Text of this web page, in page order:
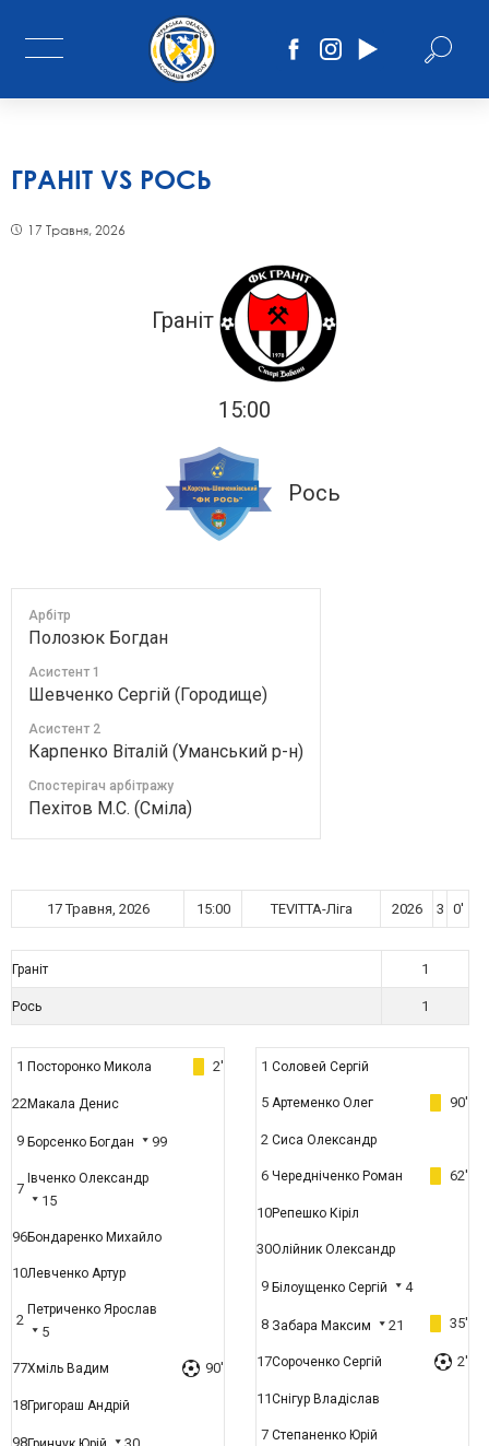
ГРАНІТ VS РОСЬ
17 Травня, 2026
Граніт
15:00
Рось
Арбітр
Полозюк Богдан
Асистент 1
Шевченко Сергій (Городище)
Асистент 2
Карпенко Віталій (Уманський р-н)
Спостерігач арбітражу
Пехітов М.С. (Сміла)
17 Травня, 2026 15:00 TEVITTA-Ліга 2026 3 0'
Граніт 1
Рось 1
1 Посторонко Микола 2'
22Макала Денис
9 Борсенко Богдан 99
7
Івченко Олександр
15
96Бондаренко Михайло
10Левченко Артур
2
Петриченко Ярослав
5
77Хміль Вадим 90'
18Григораш Андрій
98
1 Соловей Сергій
5 Артеменко Олег 90'
2 Сиса Олександр
6 Чередніченко Роман 62'
10Репешко Кіріл
30Олійник Олександр
9 Білоущенко Сергій 4
8 Забара Максим 21 35'
17Сороченко Сергій 2'
11Снігур Владіслав
7 Степаненко Юрій